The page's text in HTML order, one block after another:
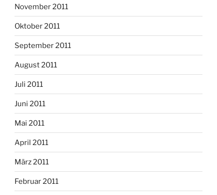
November 2011
Oktober 2011
September 2011
August 2011
Juli 2011
Juni 2011
Mai 2011
April 2011
März 2011
Februar 2011